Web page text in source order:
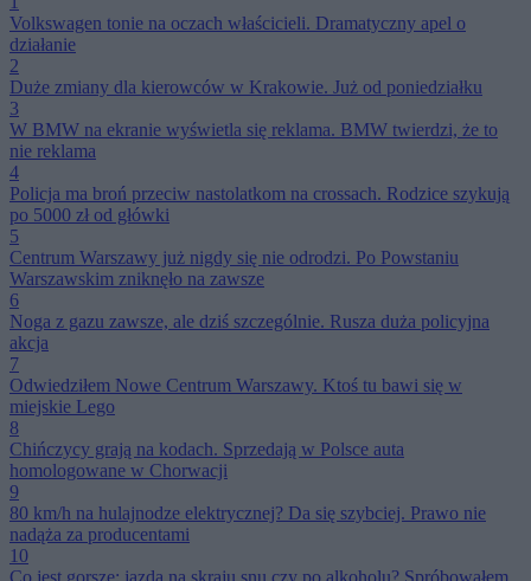
Volkswagen tonie na oczach właścicieli. Dramatyczny apel o
działanie
2
Duże zmiany dla kierowców w Krakowie. Już od poniedziałku
3
W BMW na ekranie wyświetla się reklama. BMW twierdzi, że to
nie reklama
4
Policja ma broń przeciw nastolatkom na crossach. Rodzice szykują
po 5000 zł od główki
5
Centrum Warszawy już nigdy się nie odrodzi. Po Powstaniu
Warszawskim zniknęło na zawsze
6
Noga z gazu zawsze, ale dziś szczególnie. Rusza duża policyjna
akcja
7
Odwiedziłem Nowe Centrum Warszawy. Ktoś tu bawi się w
miejskie Lego
8
Chińczycy grają na kodach. Sprzedają w Polsce auta
homologowane w Chorwacji
9
80 km/h na hulajnodze elektrycznej? Da się szybciej. Prawo nie
nadąża za producentami
10
Co jest gorsze: jazda na skraju snu czy po alkoholu? Spróbowałem